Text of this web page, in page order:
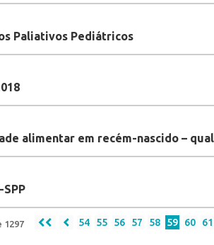
Paliativos Pediátricos
alimentar em recém-nascido – qual
1297 54 55 56 57 58 59 60 61